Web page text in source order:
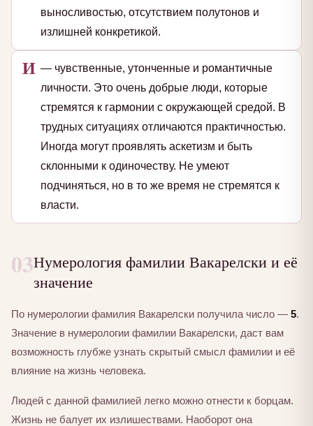
выносливостью, отсутствием полутонов и
излишней конкретикой.
И — чувственные, утонченные и романтичные
личности. Это очень добрые люди, которые
стремятся к гармонии с окружающей средой. В
трудных ситуациях отличаются практичностью.
Иногда могут проявлять аскетизм и быть
склонными к одиночеству. Не умеют
подчиняться, но в то же время не стремятся к
власти.
03Нумерология фамилии Вакарелски и её
значение
По нумерологии фамилия Вакарелски получила число — 5.
Значение в нумерологии фамилии Вакарелски, даст вам
возможность глубже узнать скрытый смысл фамилии и её
влияние на жизнь человека.
Людей с данной фамилией легко можно отнести к борцам.
Жизнь не балует их излишествами. Наоборот она